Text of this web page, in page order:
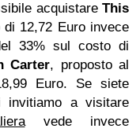
acquistare This
12,72 Euro invece
33% sul costo di
Carter, proposto al
Euro. Se siete
a visitare
vede invece